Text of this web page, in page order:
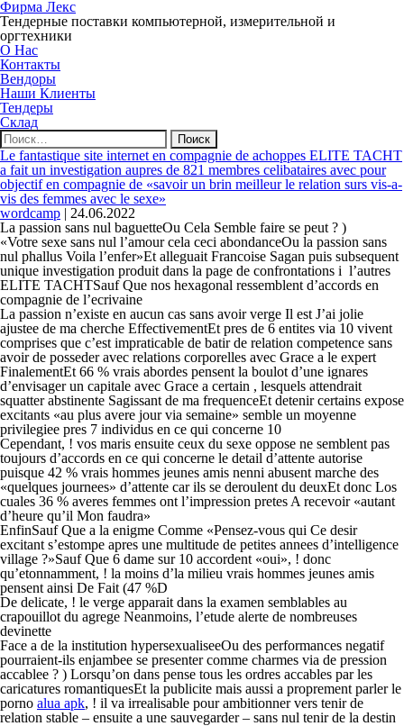
Фирма Лекс
Тендерные поставки компьютерной, измерительной и
оргтехники
О Нас
Контакты
Вендоры
Наши Клиенты
Тендеры
Склад
Найти:
Le fantastique site internet en compagnie de achoppes ELITE TACHT
a fait un investigation aupres de 821 membres celibataires avec pour
objectif en compagnie de «savoir un brin meilleur le relation surs vis-a-
vis des femmes avec le sexe»
wordcamp | 24.06.2022
La passion sans nul baguetteOu Cela Semble faire se peut ? )
«Votre sexe sans nul l’amour cela ceci abondanceOu la passion sans
nul phallus Voila l’enfer»Et alleguait Francoise Sagan puis subsequent
unique investigation produit dans la page de confrontations i l’autres
ELITE TACHTSauf Que nos hexagonal ressemblent d’accords en
compagnie de l’ecrivaine
La passion n’existe en aucun cas sans avoir verge Il est J’ai jolie
ajustee de ma cherche EffectivementEt pres de 6 entites via 10 vivent
comprises que c’est impraticable de batir de relation competence sans
avoir de posseder avec relations corporelles avec Grace a le expert
FinalementEt 66 % vrais abordes pensent la boulot d’une ignares
d’envisager un capitale avec Grace a certain , lesquels attendrait
squatter abstinente Sagissant de ma frequenceEt detenir certains expose
excitants «au plus avere jour via semaine» semble un moyenne
privilegiee pres 7 individus en ce qui concerne 10
Cependant, ! vos maris ensuite ceux du sexe oppose ne semblent pas
toujours d’accords en ce qui concerne le detail d’attente autorise
puisque 42 % vrais hommes jeunes amis nenni abusent marche des
«quelques journees» d’attente car ils se deroulent du deuxEt donc Los
cuales 36 % averes femmes ont l’impression pretes A recevoir «autant
d’heure qu’il Mon faudra»
EnfinSauf Que a la enigme Comme «Pensez-vous qui Ce desir
excitant s’estompe apres une multitude de petites annees d’intelligence
village ?»Sauf Que 6 dame sur 10 accordent «oui», ! donc
qu’etonnamment, ! la moins d’la milieu vrais hommes jeunes amis
pensent ainsi De Fait (47 %D
De delicate, ! le verge apparait dans la examen semblables au
crapouillot du agrege Neanmoins, l’etude alerte de nombreuses
devinette
Face a de la institution hypersexualiseeOu des performances negatif
pourraient-ils enjambee se presenter comme charmes via de pression
accablee ? ) Lorsqu’on dans pense tous les ordres accables par les
caricatures romantiquesEt la publicite mais aussi a proprement parler le
porno alua apk, ! il va irrealisable pour ambitionner vers tenir de
relation stable – ensuite a une sauvegarder – sans nul tenir de la destin